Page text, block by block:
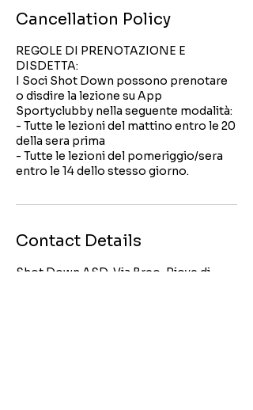
Cancellation Policy
REGOLE DI PRENOTAZIONE E
DISDETTA:
I Soci Shot Down possono prenotare
o disdire la lezione su App
Sportyclubby nella seguente modalità:
- Tutte le lezioni del mattino entro le 20
della sera prima
- Tutte le lezioni del pomeriggio/sera
entro le 14 dello stesso giorno.
Contact Details
Shot Down ASD, Via Breo, Piove di